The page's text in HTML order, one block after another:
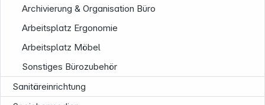
Archivierung & Organisation Büro
Arbeitsplatz Ergonomie
Arbeitsplatz Möbel
Sonstiges Bürozubehör
Sanitäreinrichtung
Informationen